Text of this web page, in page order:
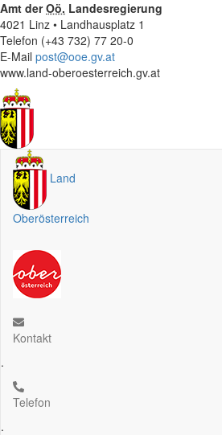
Amt derOö. Landesregierung
4021 Linz • Landhausplatz 1
Telefon (+43 732) 77 20-0
E-Mail post@ooe.gv.at
www.land-oberoesterreich.gv.at
Land
Oberösterreich
Kontakt
.
Telefon
.